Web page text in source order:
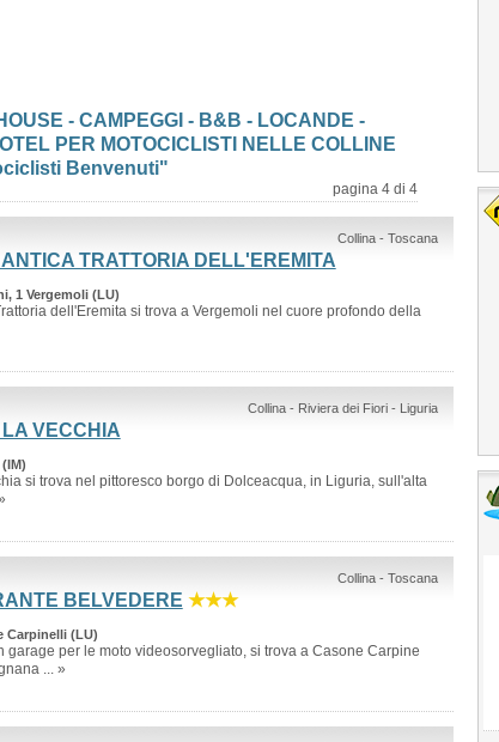
- CAMPEGGI - B&B - LOCANDE -
PER MOTOCICLISTI NELLE COLLINE
Benvenuti"
pagina 4 di 4
Collina - Toscana
TRATTORIA DELL'EREMITA
1 Vergemoli (LU)
dell'Eremita si trova a Vergemoli nel cuore profondo della
Collina - Riviera dei Fiori - Liguria
VECCHIA
si trova nel pittoresco borgo di Dolceacqua, in Liguria, sull'alta
Collina - Toscana
BELVEDERE ★★★
Carpinelli (LU)
garage per le moto videosorvegliato, si trova a Casone Carpine
... »